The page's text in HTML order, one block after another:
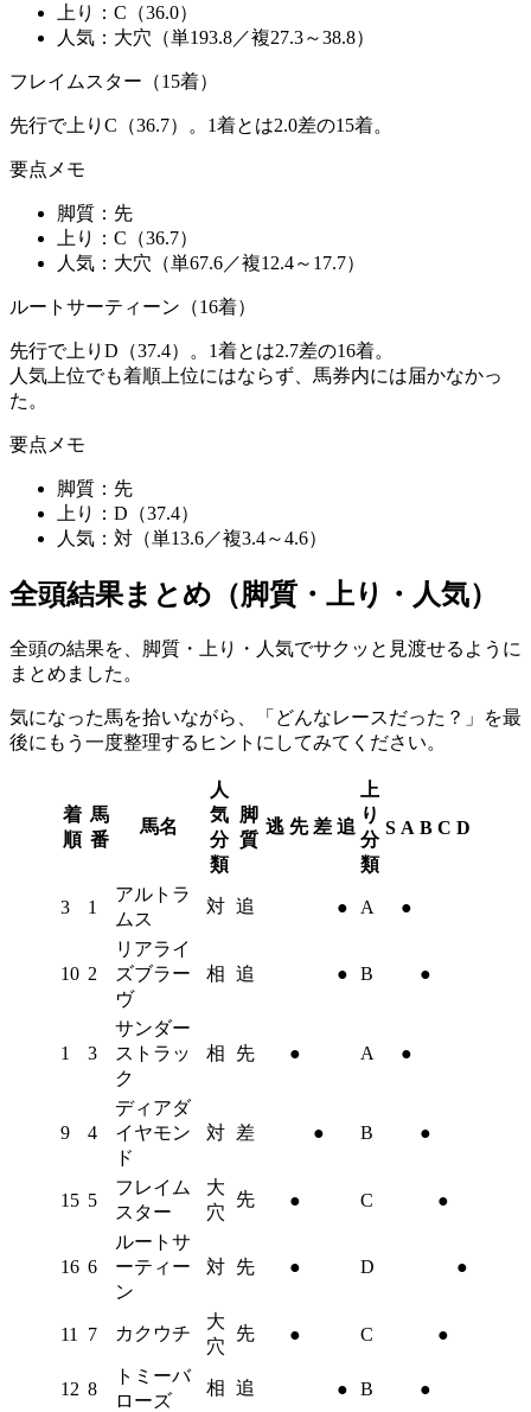
上り： C（36.0）
人気： 大穴（単193.8／複27.3～38.8）
フレイムスター（15着）
先行で上りC（36.7）。1着とは2.0差の15着。
要点メモ
脚質： 先
上り： C（36.7）
人気： 大穴（単67.6／複12.4～17.7）
ルートサーティーン（16着）
先行で上りD（37.4）。1着とは2.7差の16着。
人気上位でも着順上位にはならず、馬券内には届かなかっ
た。
要点メモ
脚質： 先
上り： D（37.4）
人気： 対（単13.6／複3.4～4.6）
全頭結果まとめ（脚質・上り・人気）
全頭の結果を、 脚質・上り・人気でサクッと見渡せるように
まとめました。
気になった馬を拾いながら、 「どんなレースだった？」
を最
後にもう一度整理するヒントにしてみてください。
着
順
馬
番
馬名
人
気
分
類
脚
質
逃 先 差 追
上
り
分
類
S A B C D
3 1
アルトラ
ムス
対 追 ● A ●
10 2
リアライ
ズブラー
ヴ
相 追 ● B ●
1 3
サンダー
ストラッ
ク
相 先 ● A ●
9 4
ディアダ
イヤモン
ド
対 差 ● B ●
15 5
フレイム
スター
大
穴
先 ● C ●
16 6
ルートサ
ーティー
ン
対 先 ● D ●
11 7 カクウチ
大
穴
先 ● C ●
12 8
トミーバ
ローズ
相 追 ● B ●